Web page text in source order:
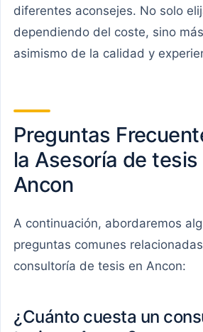
diferentes aconsejes. No solo
dependiendo del coste, sino
asimismo de la calidad y
Preguntas
la Asesoría de tesis
Ancon
A continuación, abordaremos
preguntas comunes
consultoría de tesis en Ancon:
¿Cuánto cuesta un